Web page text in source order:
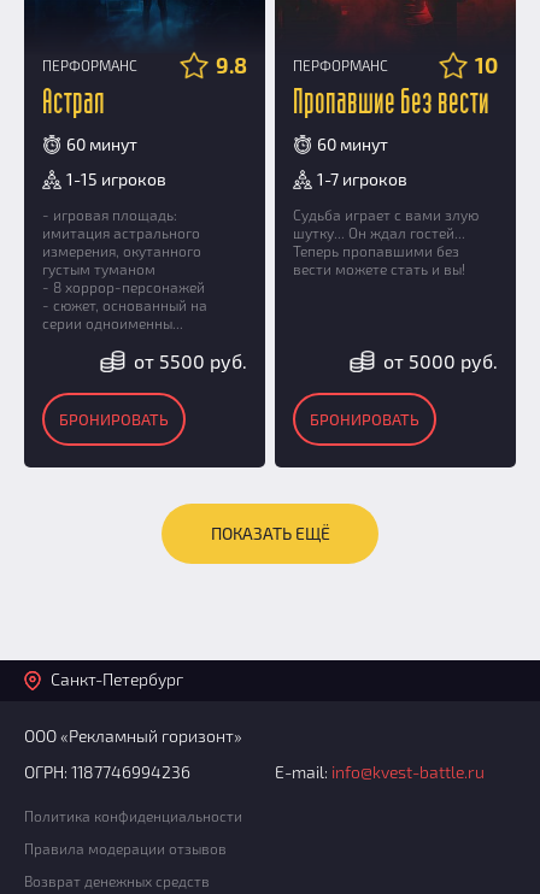
ПЕРФОРМАНС 9.8
Астрал
60 минут
1-15 игроков
- игровая площадь:
имитация астрального
измерения, окутанного
густым туманом
- 8 хоррор-персонажей
- сюжет, основанный на
серии одноименны...
от 5500 руб.
БРОНИРОВАТЬ
ПЕРФОРМАНС 10
Пропавшие без вести
60 минут
1-7 игроков
Судьба играет с вами злую
шутку... Он ждал гостей...
Теперь пропавшими без
вести можете стать и вы!
от 5000 руб.
БРОНИРОВАТЬ
ПОКАЗАТЬ ЕЩЁ
Санкт-Петербург
ООО «Рекламный горизонт»
ОГРН: 1187746994236
E-mail: info@kvest-battle.ru
Политика конфиденциальности
Правила модерации отзывов
Возврат денежных средств